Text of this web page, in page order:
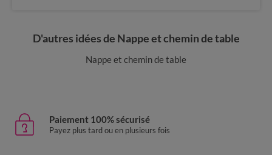
D'autres idées de Nappe et chemin de table
Nappe et chemin de table
Paiement 100% sécurisé
Payez plus tard ou en plusieurs fois